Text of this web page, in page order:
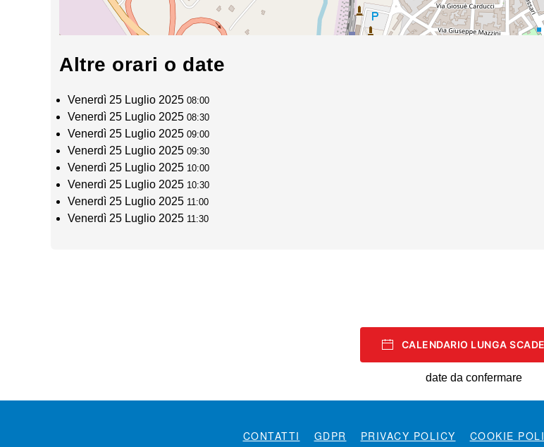
Altre orari o date
Venerdì 25 Luglio 2025 08:00
Venerdì 25 Luglio 2025 08:30
Venerdì 25 Luglio 2025 09:00
Venerdì 25 Luglio 2025 09:30
Venerdì 25 Luglio 2025 10:00
Venerdì 25 Luglio 2025 10:30
Venerdì 25 Luglio 2025 11:00
Venerdì 25 Luglio 2025 11:30
CALENDARIO LUNGA
date da confermare
CONTATTI GDPR PRIVACY POLICY COOKIE